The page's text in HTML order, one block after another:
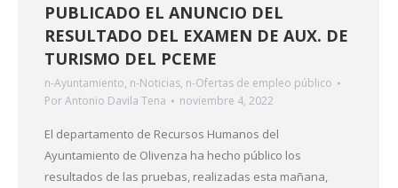
PUBLICADO EL ANUNCIO DEL
RESULTADO DEL EXAMEN DE AUX. DE
TURISMO DEL PCEME
n-Ayuntamiento, n-Noticias, n-Ofertas de empleo público
PorAntonio Davila Tena noviembre 4, 2022
El departamento de Recursos Humanos del
Ayuntamiento de Olivenza ha hecho público los
resultados de las pruebas, realizadas esta mañana,